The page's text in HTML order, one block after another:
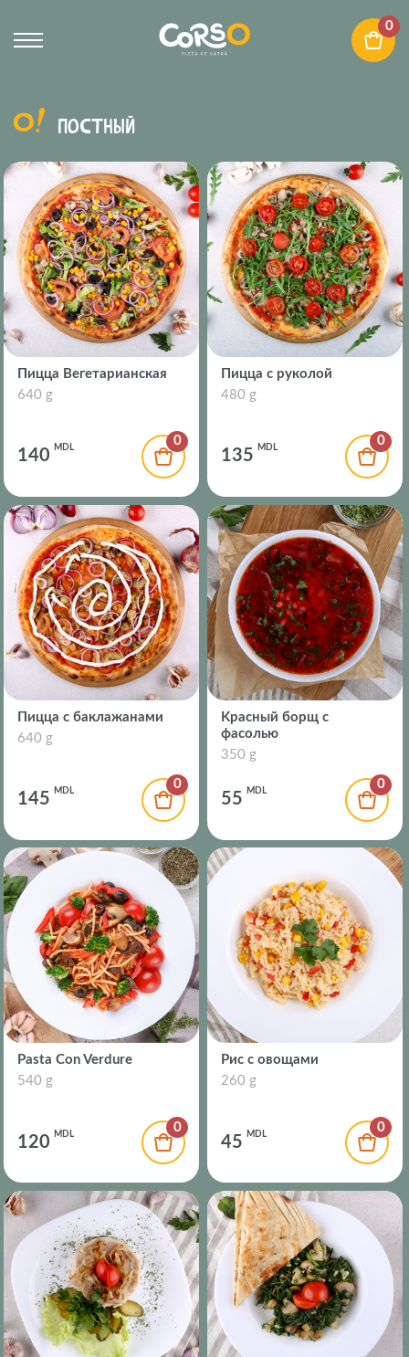
0
ПОСТНЫЙ
Пицца Вегетарианская
640 g
140 MDL 0
Пицца с pуколой
480 g
135 MDL 0
Пицца с баклажанами
640 g
145 MDL 0
Kрасный борщ с
фасолью
350 g
55 MDL 0
Pasta Con Verdure
540 g
120 MDL 0
Рис с овощами
260 g
45 MDL 0